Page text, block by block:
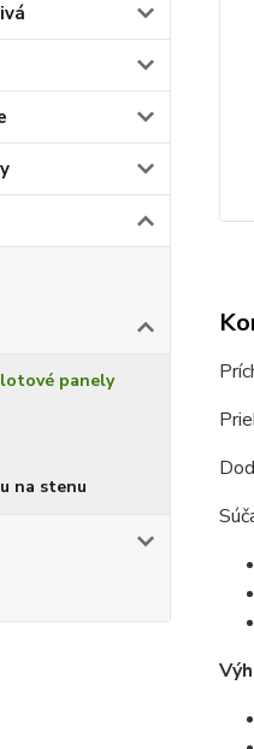
panely
na stenu